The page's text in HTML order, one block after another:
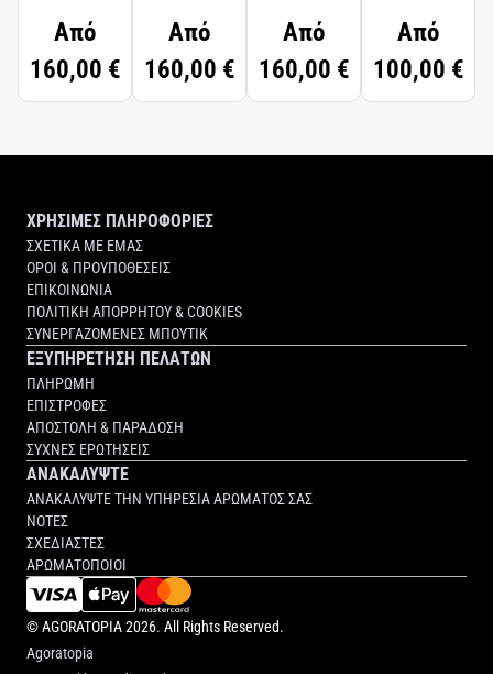
Από
160,00 €
Από
160,00 €
Από
160,00 €
SUBLIME
Από
100,00 €
ΧΡΗΣΙΜΕΣ ΠΛΗΡΟΦΟΡΙΕΣ
ΣΧΕΤΙΚΑ ΜΕ ΕΜΑΣ
ΟΡΟΙ & ΠΡΟΥΠΟΘΕΣΕΙΣ
ΕΠΙΚΟΙΝΩΝΙΑ
ΠΟΛΙΤΙΚΗ ΑΠΟΡΡΗΤΟΥ & COOKIES
ΣΥΝΕΡΓΑΖΟΜΕΝΕΣ ΜΠΟΥΤΙΚ
ΕΞΥΠΗΡΕΤΗΣΗ ΠΕΛΑΤΩΝ
ΠΛΗΡΩΜΗ
ΕΠΙΣΤΡΟΦΕΣ
ΑΠΟΣΤΟΛΗ & ΠΑΡΑΔΟΣΗ
ΣΥΧΝΕΣ ΕΡΩΤΗΣΕΙΣ
ΑΝΑΚΑΛΥΨΤΕ
ΑΝΑΚΑΛΥΨΤΕ ΤΗΝ ΥΠΗΡΕΣΙΑ ΑΡΩΜΑΤΟΣ ΣΑΣ
ΝΟΤΕΣ
ΣΧΕΔΙΑΣΤΕΣ
ΑΡΩΜΑΤΟΠΟΙΟΙ
©AGORATOPIA2026. All Rights Reserved.
Agoratopia